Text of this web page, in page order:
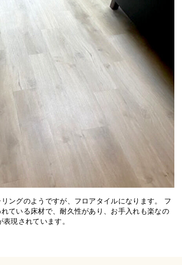
リングのようですが、フロアタイルになります。 フ
ている床材で、耐久性があり、お手入れも楽なの
現されています。